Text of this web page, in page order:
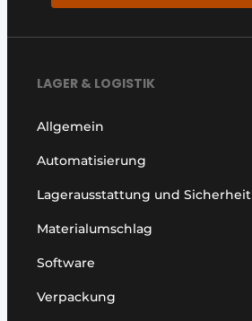
LAGER & LOGISTIK
Allgemein
Automatisierung
Lagerausstattung und Sicherheit
Materialumschlag
Software
Verpackung